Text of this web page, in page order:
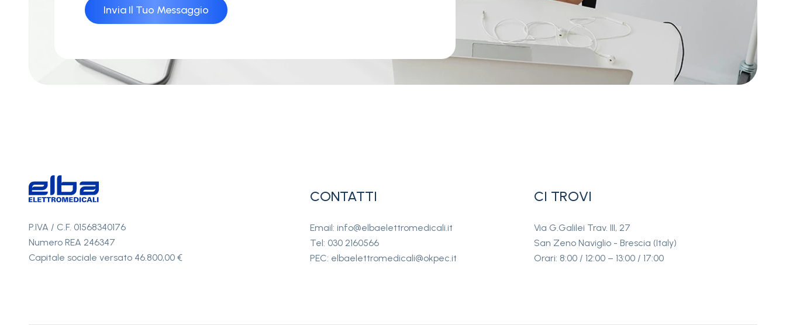
P.IVA / C.F. 01568340176
Numero REA 246347
Capitale sociale versato 46.800,00 €
CONTATTI
Email: info@elbaelettromedicali.it
Tel: 030 2160566
PEC: elbaelettromedicali@okpec.it
CI TROVI
Via G.Galilei Trav. III, 27
San Zeno Naviglio - Brescia (Italy)
Orari: 8:00 / 12:00 – 13:00 / 17:00